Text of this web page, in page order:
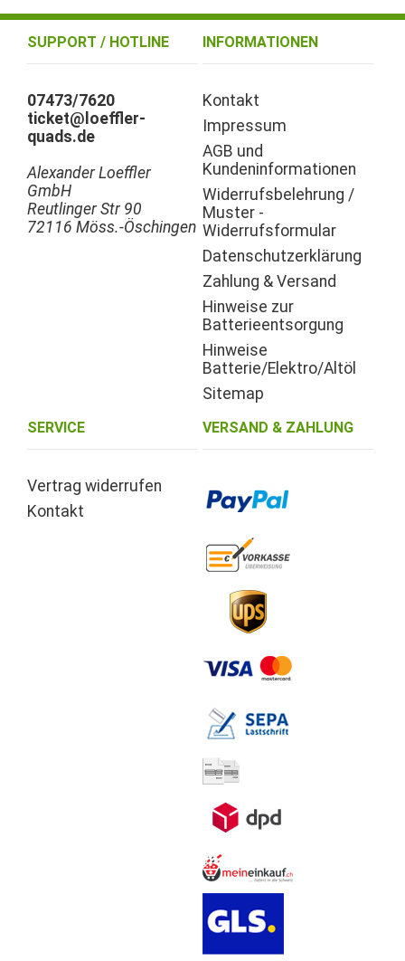
SUPPORT / HOTLINE
07473/7620
ticket@loeffler-
quads.de
Alexander Loeffler
GmbH
Reutlinger Str 90
72116 Möss.-Öschingen
INFORMATIONEN
Kontakt
Impressum
AGB und
Kundeninformationen
Widerrufsbelehrung /
Muster -
Widerrufsformular
Datenschutzerklärung
Zahlung & Versand
Hinweise zur
Batterieentsorgung
Hinweise
Batterie/Elektro/Altöl
Sitemap
SERVICE
Vertrag widerrufen
Kontakt
VERSAND & ZAHLUNG